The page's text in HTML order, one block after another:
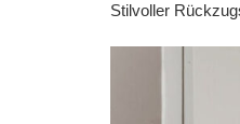
Stilvoller